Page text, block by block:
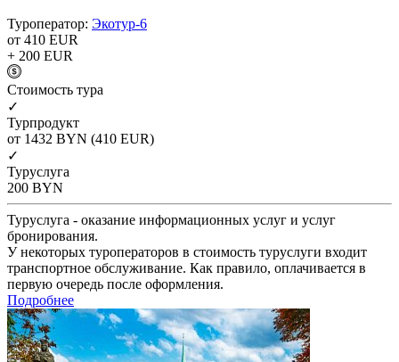
Туроператор: Экотур-6
от 410 EUR
+ 200 EUR
Cтоимость тура
✓
Турпродукт
от 1432 BYN (410 EUR)
✓
Туруслуга
200 BYN
Туруслуга - оказание информационных услуг и услуг
бронирования.
У некоторых туроператоров в стоимость туруслуги входит
транспортное обслуживание. Как правило, оплачивается в
первую очередь после оформления.
Подробнее